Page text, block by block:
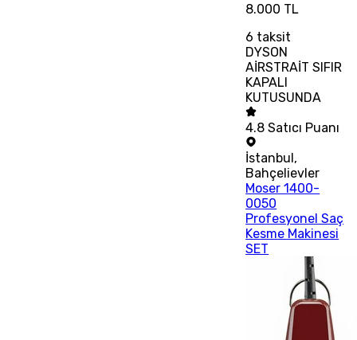
8.000 TL
6 taksit
DYSON
AİRSTRAİT SIFIR
KAPALI
KUTUSUNDA
4.8 Satıcı Puanı
İstanbul,
Bahçelievler
Moser 1400-
0050
Profesyonel Saç
Kesme Makinesi
SET